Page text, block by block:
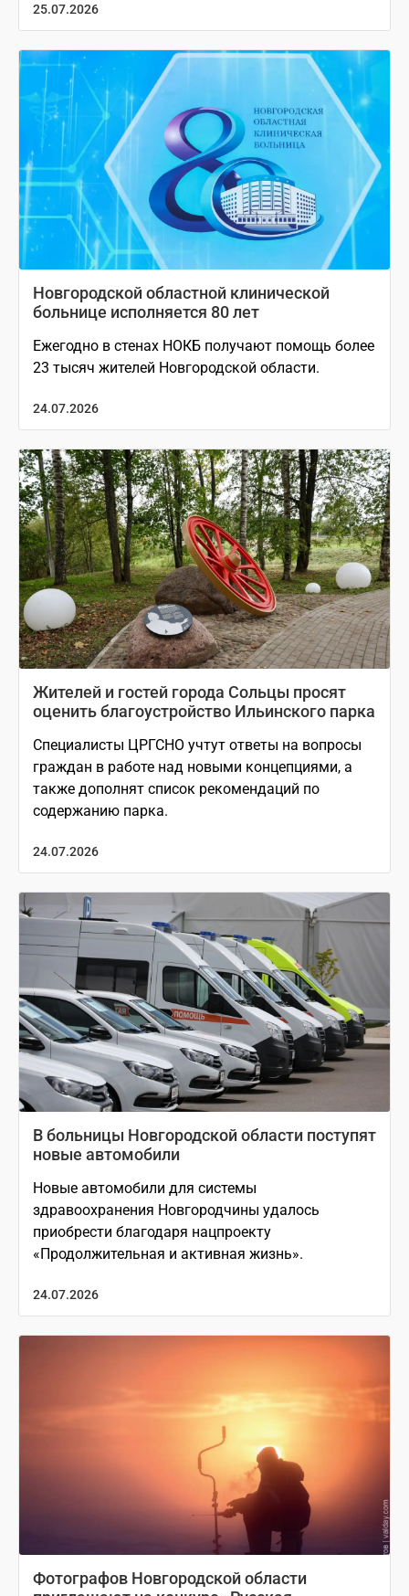
25.07.2026
Новгородской областной клинической
больнице исполняется 80 лет
Ежегодно в стенах НОКБ получают помощь более
23 тысяч жителей Новгородской области.
24.07.2026
Жителей и гостей города Сольцы просят
оценить благоустройство Ильинского парка
Специалисты ЦРГСНО учтут ответы на вопросы
граждан в работе над новыми концепциями, а
также дополнят список рекомендаций по
содержанию парка.
24.07.2026
В больницы Новгородской области поступят
новые автомобили
Новые автомобили для системы
здравоохранения Новгородчины удалось
приобрести благодаря нацпроекту
«Продолжительная и активная жизнь».
24.07.2026
Фотографов Новгородской области